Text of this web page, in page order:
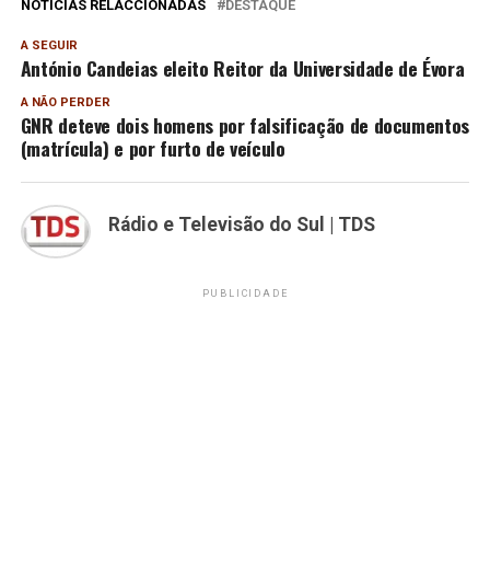
NOTÍCIAS RELACCIONADAS DESTAQUE
A SEGUIR
António Candeias eleito Reitor da Universidade de Évora
A NÃO PERDER
GNR deteve dois homens por falsificação de documentos
(matrícula) e por furto de veículo
Rádio e Televisão do Sul | TDS
PUBLICIDADE